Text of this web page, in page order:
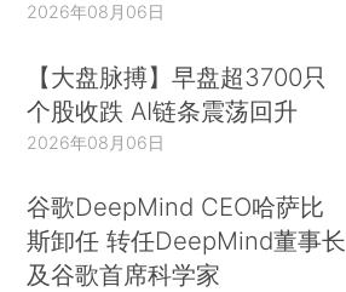
2026年08月06日
【大盘脉搏】早盘超3700只
个股收跌 AI链条震荡回升
2026年08月06日
谷歌DeepMind CEO哈萨比
斯卸任 转任DeepMind董事长
及谷歌首席科学家